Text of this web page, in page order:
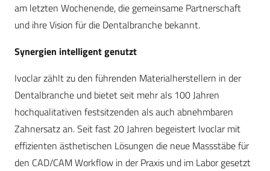
am letzten Wochenende, die gemeinsame Partnerschaft
und ihre Vision für die Dentalbranche bekannt.
Synergien intelligent genutzt
Ivoclar zählt zu den führenden Materialherstellern in der
Dentalbranche und bietet seit mehr als 100 Jahren
hochqualitativen festsitzenden als auch abnehmbaren
Zahnersatz an. Seit fast 20 Jahren begeistert Ivoclar mit
effizienten ästhetischen Lösungen die neue Massstäbe für
den CAD/CAM Workflow in der Praxis und im Labor gesetzt